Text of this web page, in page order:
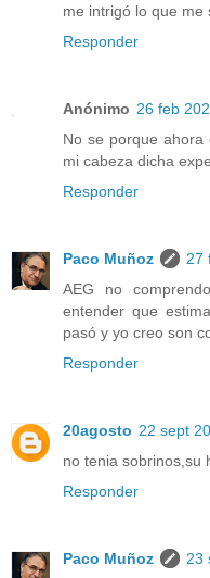
me intrigó lo que me
Responder
Anónimo 26 feb
No se porque ahora
mi cabeza dicha
Responder
Paco Muñoz
27
AEG no
entender que
pasó y yo creo son
Responder
20agosto 22 sept
no tenia sobrinos,su
Responder
Paco Muñoz
23